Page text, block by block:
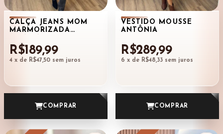
CALÇA JEANS MOM
MARMORIZADA
R$189,99
4 x de R$47,50 sem juros
COMPRAR
VESTIDO MOUSSE
ANTÔNIA
R$289,99
6 x de R$48,33 sem juros
COMPRAR